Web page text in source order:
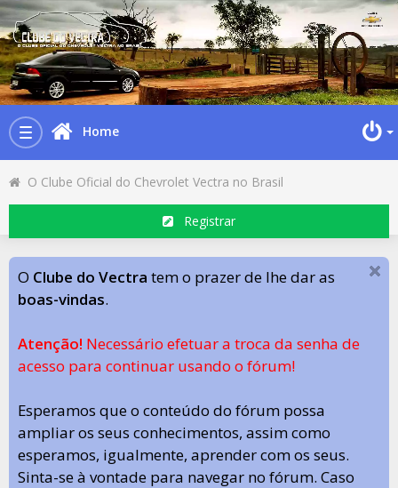
Toggle
navigation
Home
O Clube Oficial do Chevrolet Vectra no Brasil
Registrar
O Clube do Vectra tem o prazer de lhe dar as
boas-vindas.
Atenção! Necessário efetuar a troca da senha de
acesso para continuar usando o fórum!
Esperamos que o conteúdo do fórum possa
ampliar os seus conhecimentos, assim como
esperamos, igualmente, aprender com os seus.
Sinta-se à vontade para navegar no fórum. Caso